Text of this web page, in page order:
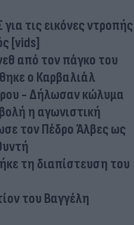
τις εικόνες ντροπής
[vids]
από τον πάγκο του
ο Καρβαλιάλ
- Δήλωσαν κώλυμα
η αγωνιστική
τον Πέδρο Άλβες ως
τη διαπίστευση του
του Βαγγέλη